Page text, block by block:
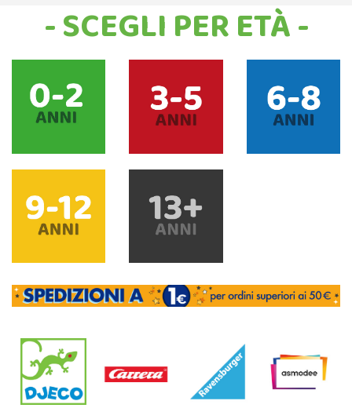
- SCEGLI PER ETÀ -